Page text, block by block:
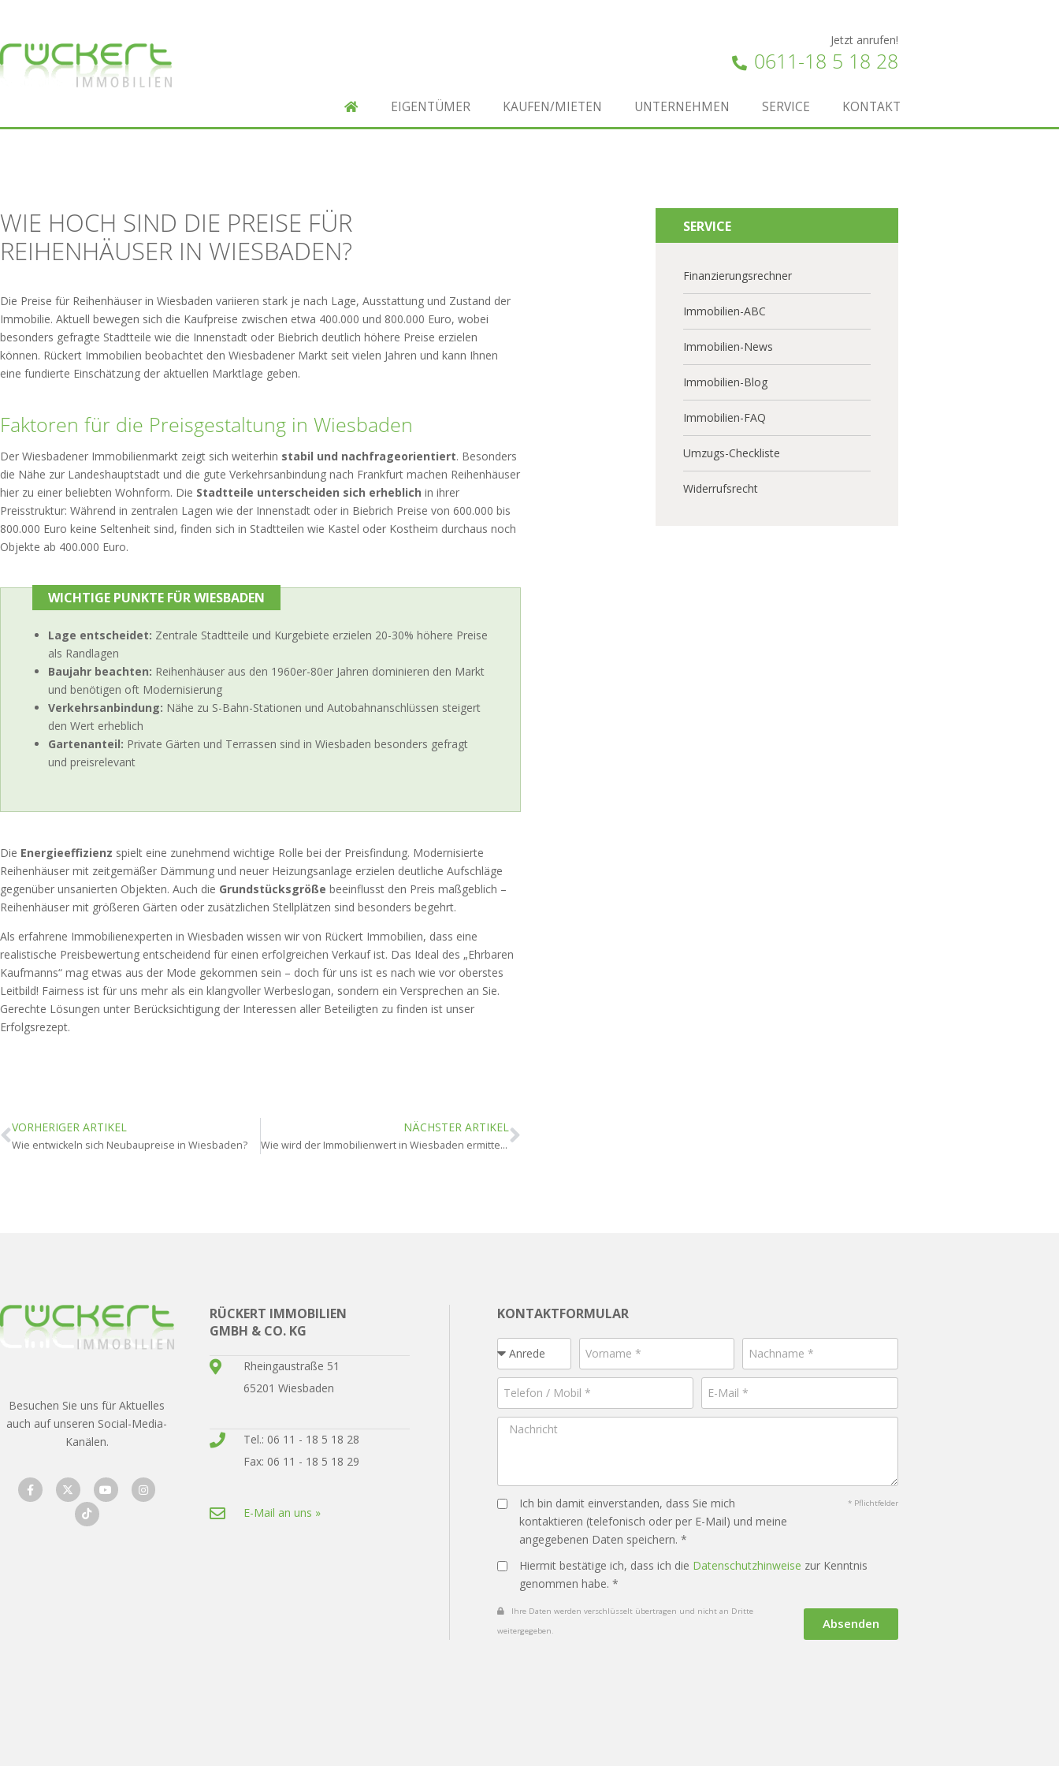
Jetzt anrufen!
0611-18 5 18 28
EIGENTÜMER KAUFEN/MIETEN UNTERNEHMEN SERVICE KONTAKT
WIE HOCH SIND DIE PREISE FÜR
REIHENHÄUSER IN WIESBADEN?
Die Preise für Reihenhäuser in Wiesbaden variieren stark je nach Lage, Ausstattung und Zustand der
Immobilie. Aktuell bewegen sich die Kaufpreise zwischen etwa 400.000 und 800.000 Euro, wobei
besonders gefragte Stadtteile wie die Innenstadt oder Biebrich deutlich höhere Preise erzielen
können. Rückert Immobilien beobachtet den Wiesbadener Markt seit vielen Jahren und kann Ihnen
eine fundierte Einschätzung der aktuellen Marktlage geben.
Faktoren für die Preisgestaltung in Wiesbaden
Der Wiesbadener Immobilienmarkt zeigt sich weiterhin stabil und nachfrageorientiert. Besonders
die Nähe zur Landeshauptstadt und die gute Verkehrsanbindung nach Frankfurt machen Reihenhäuser
hier zu einer beliebten Wohnform. Die Stadtteile unterscheiden sich erheblich in ihrer
Preisstruktur: Während in zentralen Lagen wie der Innenstadt oder in Biebrich Preise von 600.000 bis
800.000 Euro keine Seltenheit sind, finden sich in Stadtteilen wie Kastel oder Kostheim durchaus noch
Objekte ab 400.000 Euro.
WICHTIGE PUNKTE FÜR WIESBADEN
Lage entscheidet: Zentrale Stadtteile und Kurgebiete erzielen 20-30% höhere Preise
als Randlagen
Baujahr beachten: Reihenhäuser aus den 1960er-80er Jahren dominieren den Markt
und benötigen oft Modernisierung
Verkehrsanbindung: Nähe zu S-Bahn-Stationen und Autobahnanschlüssen steigert
den Wert erheblich
Gartenanteil: Private Gärten und Terrassen sind in Wiesbaden besonders gefragt
und preisrelevant
Die Energieeffizienz spielt eine zunehmend wichtige Rolle bei der Preisfindung. Modernisierte
Reihenhäuser mit zeitgemäßer Dämmung und neuer Heizungsanlage erzielen deutliche Aufschläge
gegenüber unsanierten Objekten. Auch die Grundstücksgröße beeinflusst den Preis maßgeblich –
Reihenhäuser mit größeren Gärten oder zusätzlichen Stellplätzen sind besonders begehrt.
Als erfahrene Immobilienexperten in Wiesbaden wissen wir von Rückert Immobilien, dass eine
realistische Preisbewertung entscheidend für einen erfolgreichen Verkauf ist. Das Ideal des „Ehrbaren
Kaufmanns“ mag etwas aus der Mode gekommen sein – doch für uns ist es nach wie vor oberstes
Leitbild! Fairness ist für uns mehr als ein klangvoller Werbeslogan, sondern ein Versprechen an Sie.
Gerechte Lösungen unter Berücksichtigung der Interessen aller Beteiligten zu finden ist unser
Erfolgsrezept.
VORHERIGER ARTIKEL
Wie entwickeln sich Neubaupreise in Wiesbaden?
NÄCHSTER ARTIKEL
Wie wird der Immobilienwert in Wiesbaden ermittelt?
SERVICE
Finanzierungsrechner
Immobilien-ABC
Immobilien-News
Immobilien-Blog
Immobilien-FAQ
Umzugs-Checkliste
Widerrufsrecht
Besuchen Sie uns für Aktuelles
auch auf unseren Social-Media-
Kanälen.
RÜCKERT IMMOBILIEN
GMBH & CO. KG
Rheingaustraße 51
65201 Wiesbaden
Tel.: 06 11 - 18 5 18 28
Fax: 06 11 - 18 5 18 29
E-Mail an uns »
KONTAKTFORMULAR
Ich bin damit einverstanden, dass Sie mich
kontaktieren (telefonisch oder per E-Mail) und meine
angegebenen Daten speichern. *
* Pflichtfelder
Hiermit bestätige ich, dass ich die Datenschutzhinweise zur Kenntnis
genommen habe. *
Ihre Daten werden verschlüsselt übertragen und nicht an Dritte
weitergegeben.
Absenden